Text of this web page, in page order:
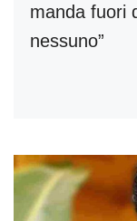
manda fuori
nessuno”